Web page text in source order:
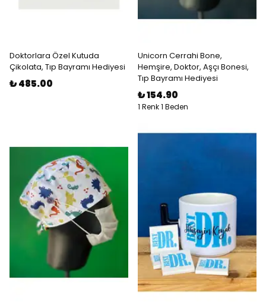
Doktorlara Özel Kutuda
Çikolata, Tıp Bayramı Hediyesi
₺ 485.00
Unicorn Cerrahi Bone,
Hemşire, Doktor, Aşçı Bonesi,
Tıp Bayramı Hediyesi
₺ 154.90
1 Renk 1 Beden